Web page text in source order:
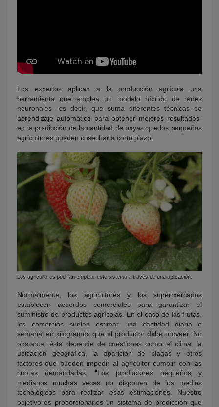
Los expertos aplican a la producción agrícola una
herramienta que emplea un modelo híbrido de redes
neuronales -es decir, que suma diferentes técnicas de
aprendizaje automático para obtener mejores resultados-
en la predicción de la cantidad de bayas que los pequeños
agricultores pueden cosechar a corto plazo.
Los agricultores podrían emplear este sistema a través de una aplicación.
Normalmente, los agricultores y los supermercados
establecen acuerdos comerciales para garantizar el
suministro de productos agrícolas. En el caso de las frutas,
los comercios suelen estimar una cantidad diaria o
semanal en kilogramos que el productor debe proveer. No
obstante, ésta depende de cuestiones como el clima, la
ubicación geográfica, la aparición de plagas y otros
factores que pueden impedir al agricultor cumplir con las
cuotas demandadas. “Los productores pequeños y
medianos muchas veces no disponen de los medios
tecnológicos para realizar esas estimaciones. Nuestro
objetivo es proporcionarles un sistema de predicción que